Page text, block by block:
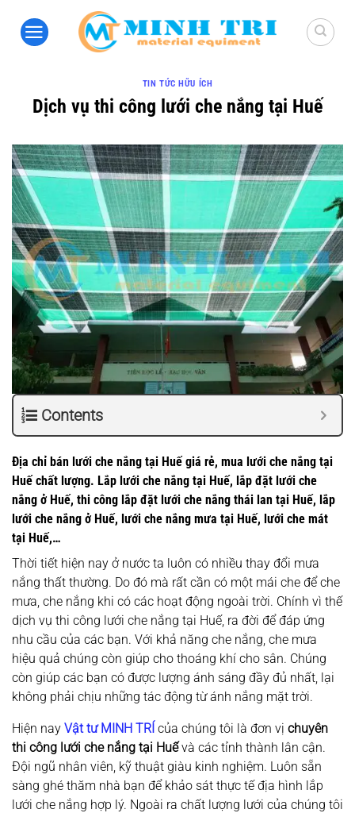
TIN TỨC HỮU ÍCH
Dịch vụ thi công lưới che nắng tại Huế
Contents
Địa chỉ bán lưới che nắng tại Huế giá rẻ, mua lưới che nắng tại
Huế chất lượng. Lắp lưới che nắng tại Huế, lắp đặt lưới che
nắng ở Huế, thi công lắp đặt lưới che nắng thái lan tại Huế, lắp
lưới che nắng ở Huế, lưới che nắng mưa tại Huế, lưới che mát
tại Huế,…
Thời tiết hiện nay ở nước ta luôn có nhiều thay đổi mưa
nắng thất thường. Do đó mà rất cần có một mái che để che
mưa, che nắng khi có các hoạt động ngoài trời. Chính vì thế
dịch vụ thi công lưới che nắng tại Huế, ra đời để đáp ứng
nhu cầu của các bạn. Với khả năng che nắng, che mưa
hiệu quả chúng còn giúp cho thoáng khí cho sân. Chúng
còn giúp các bạn có được lượng ánh sáng đầy đủ nhất, lại
không phải chịu những tác động từ ánh nắng mặt trời.
Hiện nay Vật tư MINH TRÍ của chúng tôi là đơn vị chuyên
thi công lưới che nắng tại Huếvà các tỉnh thành lân cận.
Đội ngũ nhân viên, kỹ thuật giàu kinh nghiệm. Luôn sẵn
sàng ghé thăm nhà bạn để khảo sát thực tế địa hình lắp
lưới che nắng hợp lý. Ngoài ra chất lượng lưới của chúng tôi